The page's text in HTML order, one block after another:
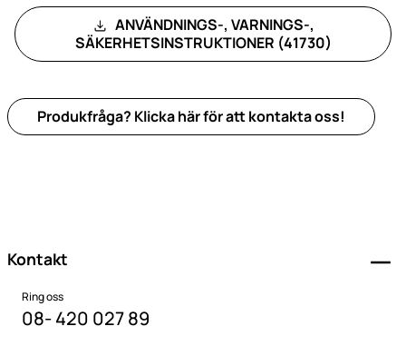
ANVÄNDNINGS-, VARNINGS-,
SÄKERHETSINSTRUKTIONER (41730)
Produkfråga? Klicka här för att kontakta oss!
Kontakt
Ring oss
08- 420 027 89